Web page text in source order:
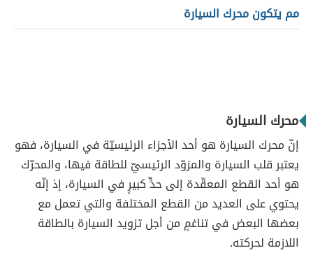
مم يتكون محرك السيارة
محرك السيارة
إنّ محرك السيارة هو أحد الأجزاء الرئيسيّة في السيارة، فهو
يعتبر قلب السيارة والمزوّد الرئيسيّ للطاقة فيها، والمحرّك
هو أحد القطع المعقّدة إلى حدٍّ كبيرٍ في السيارة، إذ إنّه
يحتوي على العديد من القطع المختلفة والتي تعمل مع
بعضها البعض في تناغمٍ من أجل تزويد السيارة بالطاقة
اللازمة لحركته.